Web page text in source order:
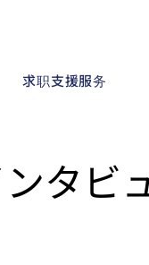
求职支援服务
タビ